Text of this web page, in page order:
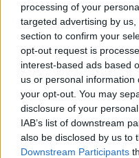
processing of your
targeted advertising by
section to confirm your
opt-out request is
interest-based ads based
us or personal
your opt-out. You may
disclosure of your
IAB’s list of downstream
also be disclosed by us to
Downstream Participants
Uguzzoni, con una esaltante
letteralmente il primato
della classifica finale
dove è stato sconfitto dal
poi finalista. Per il 38enne
Lo spilambertese Graziosi,
periodo di stop, ha disputato
con la media stagionale e ha